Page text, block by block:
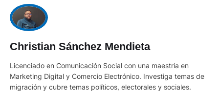
Christian Sánchez Mendieta
Licenciado en Comunicación Social con una maestría en
Marketing Digital y Comercio Electrónico. Investiga temas de
migración y cubre temas políticos, electorales y sociales.